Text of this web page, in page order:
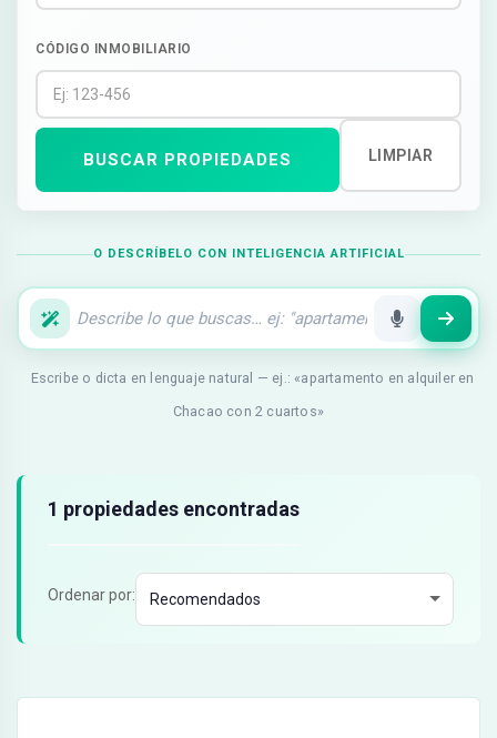
CÓDIGO INMOBILIARIO
BUSCAR PROPIEDADES LIMPIAR
O DESCRÍBELO CON INTELIGENCIA ARTIFICIAL
Escribe o dicta en lenguaje natural — ej.: «apartamento en alquiler en
Chacao con 2 cuartos»
Resultados de búsqueda
1 propiedades encontradas
Ordenar por: